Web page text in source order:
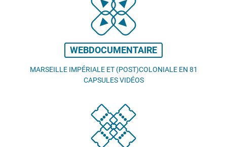
WEBDOCUMENTAIRE
MARSEILLE IMPÉRIALE ET (POST)COLONIALE EN 81
CAPSULES VIDÉOS